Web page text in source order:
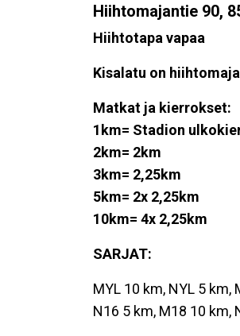
Hiihtomajantie 90,
Hiihtotapa vapaa
Kisalatu on
Matkat ja kierrokset:
1km= Stadion
2km= 2km
3km= 2,25km
5km= 2x 2,25km
10km= 4x 2,25km
SARJAT:
MYL 10 km, NYL 5 km,
N16 5 km, M18 10 km,